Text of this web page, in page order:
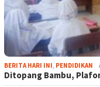
BERITA HARI INI PENDIDIKAN
Ditopang Bambu,